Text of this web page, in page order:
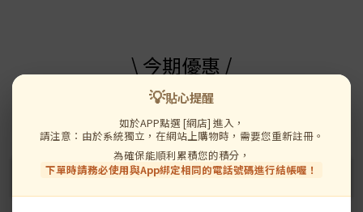
\ 今期優惠 /
送 濃鮑汁黃金鮑
💡貼心提醒
如於APP點選 [網店] 進入，
請注意：由於系統獨立，在網站上購物時，需要您重新註冊。
為確保能順利累積您的積分，
下單時請務必使用與App綁定相同的電話號碼進行結帳喔！